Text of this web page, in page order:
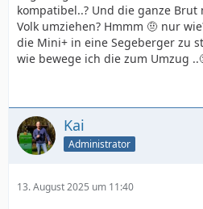
kompatibel..? Und die ganze
Volk umziehen? Hmmm 🤨 nur
die Mini+ in eine Segeberger zu
wie bewege ich die zum Umzug
Kai
Administrator
13. August 2025 um 11:40